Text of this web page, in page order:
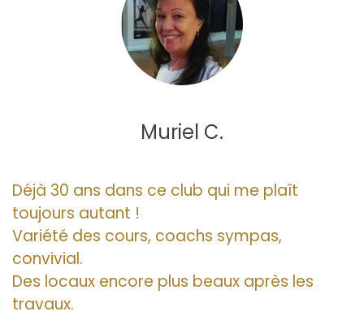
Muriel C.
Déjà 30 ans dans ce club qui me plaît
toujours autant !
Variété des cours, coachs sympas,
convivial.
Des locaux encore plus beaux après les
travaux.